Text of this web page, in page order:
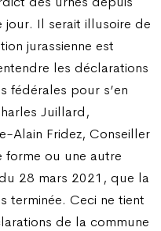
jour. Il serait illusoire de
jurassienne est
les déclarations
fédérales pour s’en
Juillard,
Alain Fridez, Conseiller
forme ou une autre
28 mars 2021, que la
terminée. Ceci ne tient
de la commune